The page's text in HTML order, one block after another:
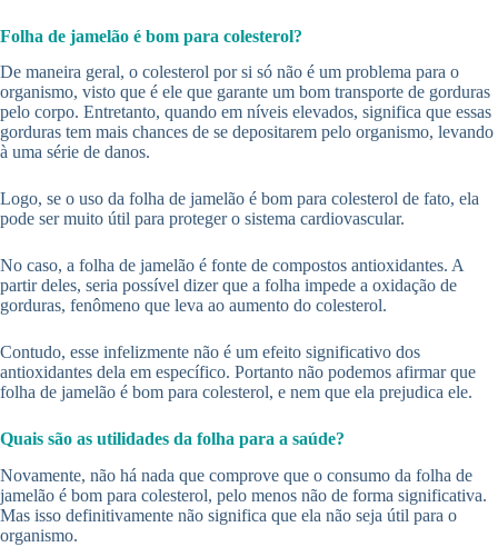
Folha de jamelão é bom para colesterol?
De maneira geral, o colesterol por si só não é um problema para o
organismo, visto que é ele que garante um bom transporte de gorduras
pelo corpo. Entretanto, quando em níveis elevados, significa que essas
gorduras tem mais chances de se depositarem pelo organismo, levando
à uma série de danos.
Logo, se o uso da folha de jamelão é bom para colesterol de fato, ela
pode ser muito útil para proteger o sistema cardiovascular.
No caso, a folha de jamelão é fonte de compostos antioxidantes. A
partir deles, seria possível dizer que a folha impede a oxidação de
gorduras, fenômeno que leva ao aumento do colesterol.
Contudo, esse infelizmente não é um efeito significativo dos
antioxidantes dela em específico. Portanto não podemos afirmar que
folha de jamelão é bom para colesterol, e nem que ela prejudica ele.
Quais são as utilidades da folha para a saúde?
Novamente, não há nada que comprove que o consumo da folha de
jamelão é bom para colesterol, pelo menos não de forma significativa.
Mas isso definitivamente não significa que ela não seja útil para o
organismo.